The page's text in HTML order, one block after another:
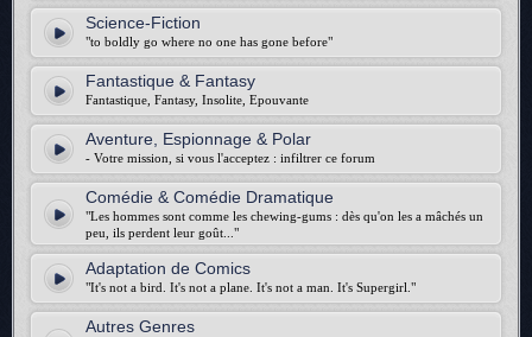
Science-Fiction
"to boldly go where no one has gone before"
Fantastique & Fantasy
Fantastique, Fantasy, Insolite, Epouvante
Aventure, Espionnage & Polar
- Votre mission, si vous l'acceptez : infiltrer ce forum
Comédie & Comédie Dramatique
"Les hommes sont comme les chewing-gums : dès qu'on les a mâchés un
peu, ils perdent leur goût..."
Adaptation de Comics
"It's not a bird. It's not a plane. It's not a man. It's Supergirl."
Autres Genres